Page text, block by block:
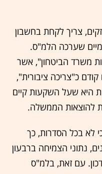
צריך לקחת בחשבון
שערכה הלמ"ס.
משרד הביטחון", אשר
כ"צריכה ציבורית",
היא שעל השקעות קיים
להוצאות הממשלה.
לא בכל הסדרות, כך
נתוני הצמיחה ברבעון
עם זאת, בלמ"ס